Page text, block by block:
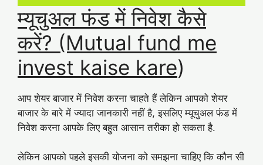
म्यूचुअल फंड में निवेश कैसे
करें? (Mutual fund me
invest kaise kare)
आप शेयर बाजार में निवेश करना चाहते हैं लेकिन आपको शेयर
बाजार के बारे में ज्यादा जानकारी नहीं है, इसलिए म्यूचुअल फंड में
निवेश करना आपके लिए बहुत आसान तरीका हो सकता है.
लेकिन आपको पहले इसकी योजना को समझना चाहिए कि कौन सी